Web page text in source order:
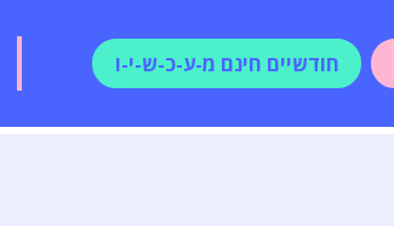
חודשיים חינם מ-ע-כ-ש-י-ו